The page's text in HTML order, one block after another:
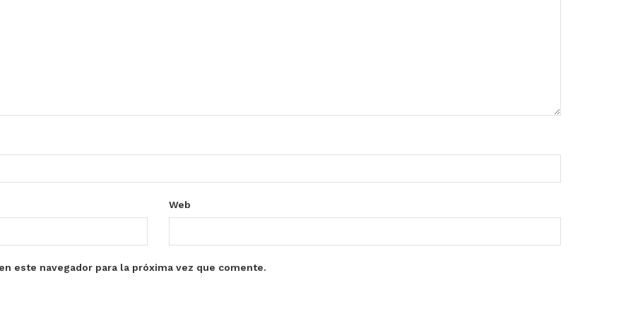
Web
este navegador para la próxima vez que comente.